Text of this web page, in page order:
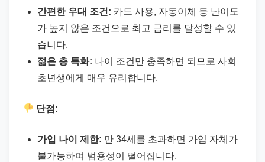
간편한 우대 조건: 카드 사용, 자동이체 등 난이도
가 높지 않은 조건으로 최고 금리를 달성할 수 있
습니다.
젊은 층 특화: 나이 조건만 충족하면 되므로 사회
초년생에게 매우 유리합니다.
단점:
가입 나이 제한: 만 34세를 초과하면 가입 자체가
불가능하여 범용성이 떨어집니다.